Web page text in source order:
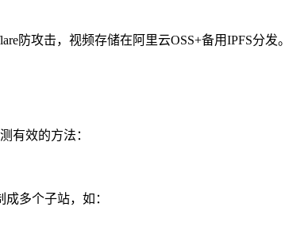
防攻击，视频存储在阿里云OSS+备用IPFS分发。
有效的方法：
多个子站，如：